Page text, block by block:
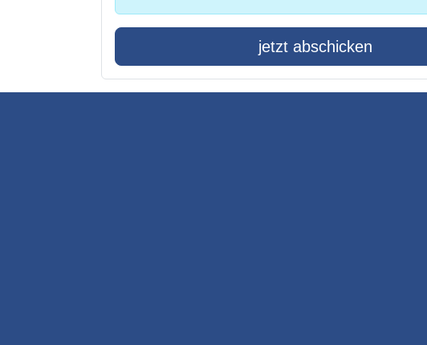
jetzt abschicken